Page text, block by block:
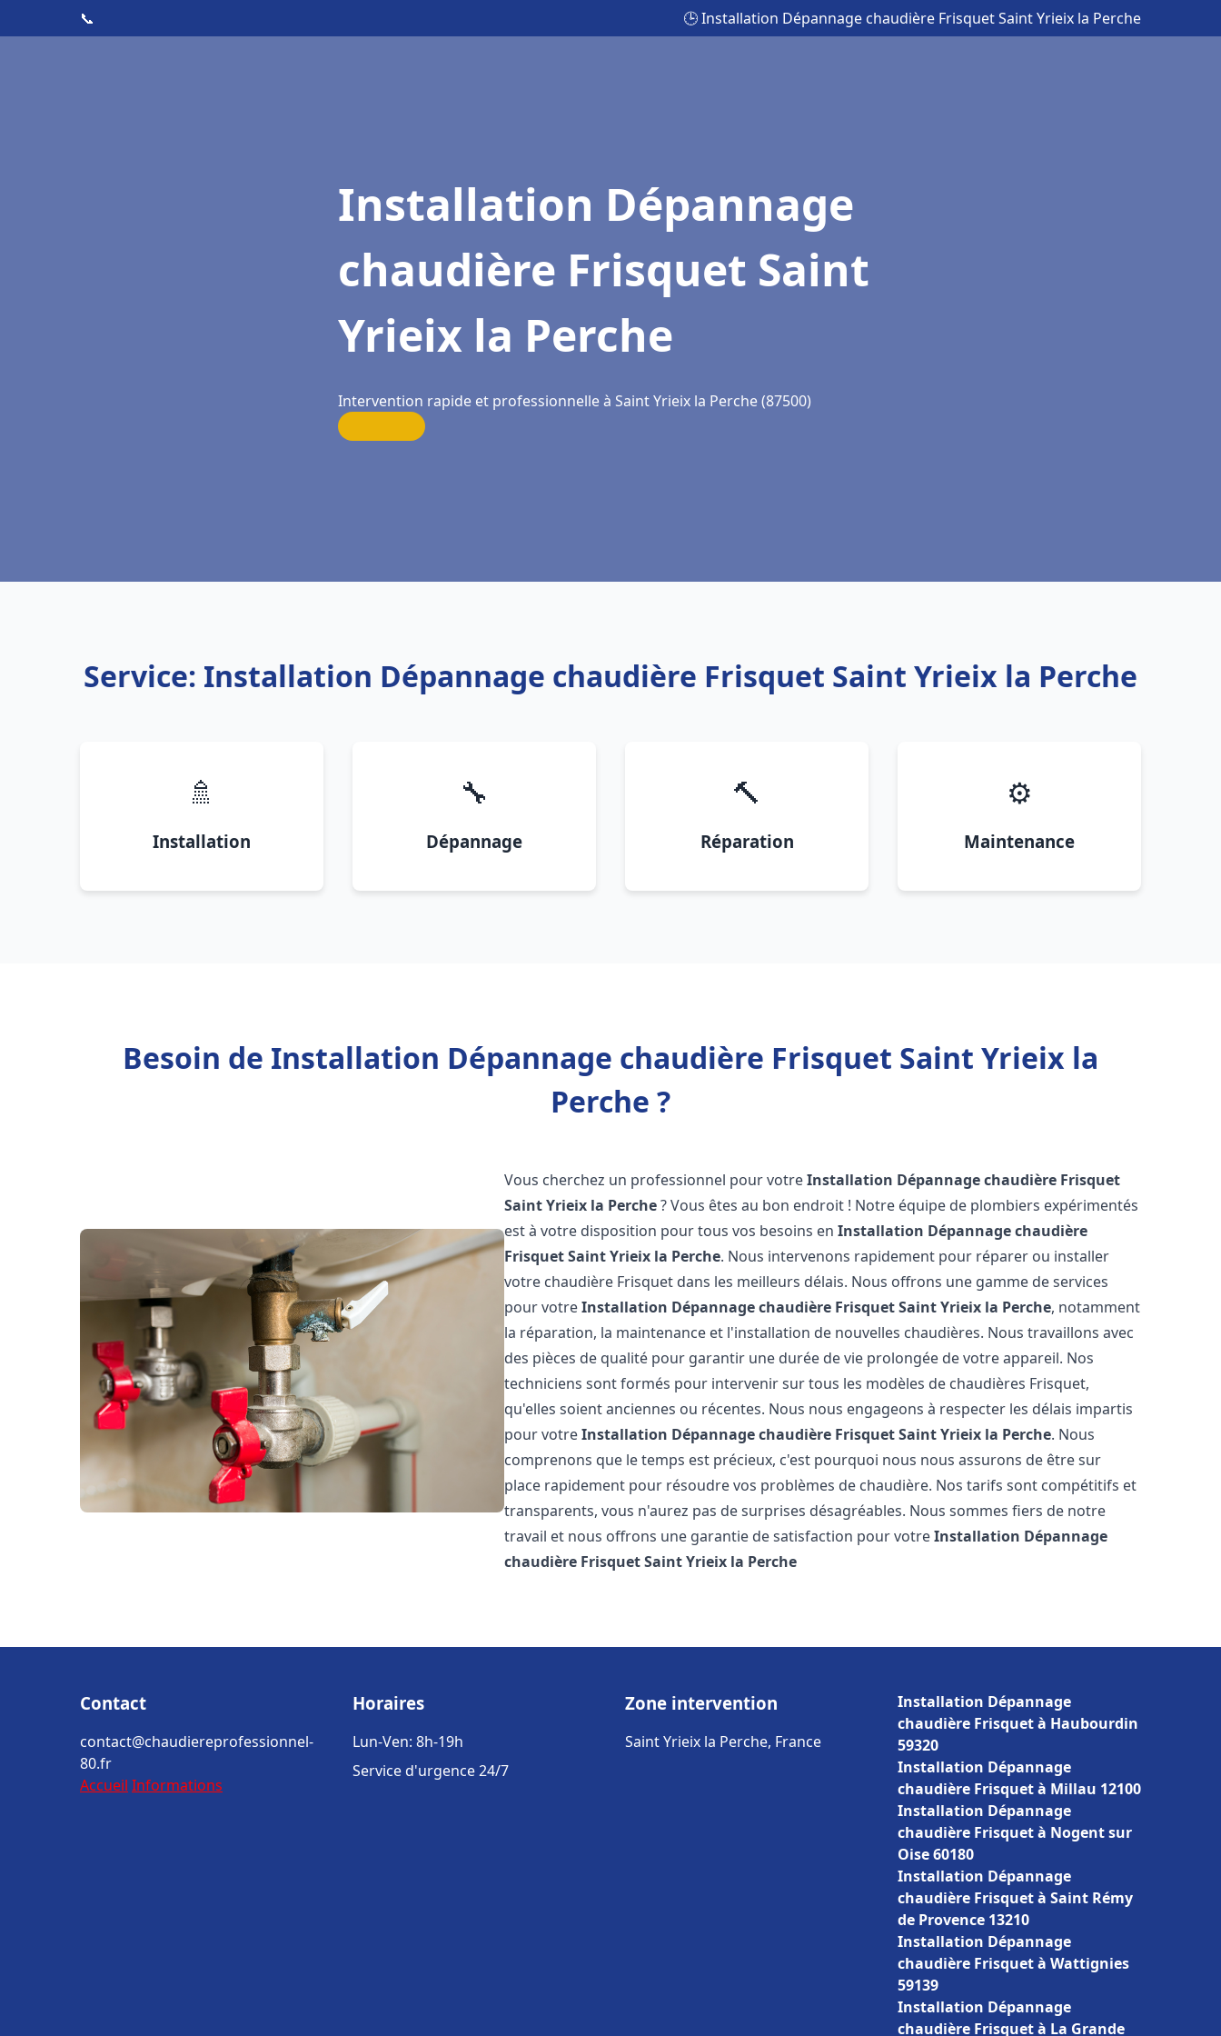
📞 🕒 Installation Dépannage chaudière Frisquet Saint Yrieix la Perche
Installation Dépannage
chaudière Frisquet Saint
Yrieix la Perche
Intervention rapide et professionnelle à Saint Yrieix la Perche (87500)
Service: Installation Dépannage chaudière Frisquet Saint Yrieix la Perche
🚿
Installation
🔧
Dépannage
🔨
Réparation
⚙️
Maintenance
Besoin de Installation Dépannage chaudière Frisquet Saint Yrieix la
Perche ?
Vous cherchez un professionnel pour votreInstallation Dépannage chaudière Frisquet
Saint Yrieix la Perche? Vous êtes au bon endroit ! Notre équipe de plombiers expérimentés
est à votre disposition pour tous vos besoins enInstallation Dépannage chaudière
FrisquetSaint Yrieix la Perche. Nous intervenons rapidement pour réparer ou installer
votre chaudière Frisquet dans les meilleurs délais. Nous offrons une gamme de services
pour votreInstallation Dépannage chaudière FrisquetSaint Yrieix la Perche, notamment
la réparation, la maintenance et l'installation de nouvelles chaudières. Nous travaillons avec
des pièces de qualité pour garantir une durée de vie prolongée de votre appareil. Nos
techniciens sont formés pour intervenir sur tous les modèles de chaudières Frisquet,
qu'elles soient anciennes ou récentes. Nous nous engageons à respecter les délais impartis
pour votreInstallation Dépannage chaudière FrisquetSaint Yrieix la Perche. Nous
comprenons que le temps est précieux, c'est pourquoi nous nous assurons de être sur
place rapidement pour résoudre vos problèmes de chaudière. Nos tarifs sont compétitifs et
transparents, vous n'aurez pas de surprises désagréables. Nous sommes fiers de notre
travail et nous offrons une garantie de satisfaction pour votreInstallation Dépannage
chaudière FrisquetSaint Yrieix la Perche
Contact
contact@chaudiereprofessionnel-
80.fr
Accueil Informations
Horaires
Lun-Ven: 8h-19h
Service d'urgence 24/7
Zone intervention
Saint Yrieix la Perche, France
Installation Dépannage
chaudière Frisquet à Haubourdin
59320
Installation Dépannage
chaudière Frisquet à Millau 12100
Installation Dépannage
chaudière Frisquet à Nogent sur
Oise 60180
Installation Dépannage
chaudière Frisquet à Saint Rémy
de Provence 13210
Installation Dépannage
chaudière Frisquet à Wattignies
59139
Installation Dépannage
chaudière Frisquet à La Grande